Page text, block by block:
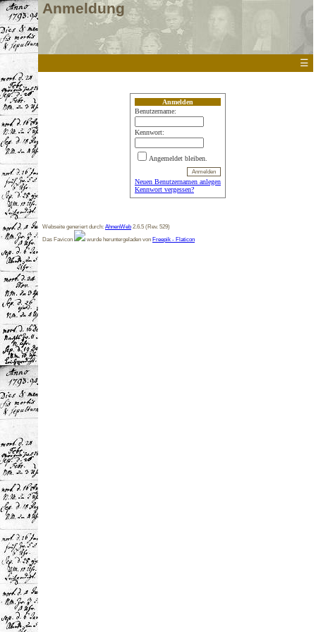
Anmeldung
☰
Anmelden
Benutzername:
Kennwort:
Angemeldet bleiben.
Neuen Benutzernamen anlegen
Kennwort vergessen?
Webseite generiert durch: AhnenWeb 2.6.5 (Rev. 529)
Das Favicon
wurde heruntergeladen von Freepik - Flaticon